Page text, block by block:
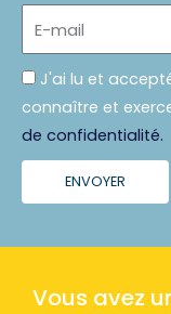
Politique
J'ai lu et
connaître et
de confidentialité.
ENVOYER
Vous avez